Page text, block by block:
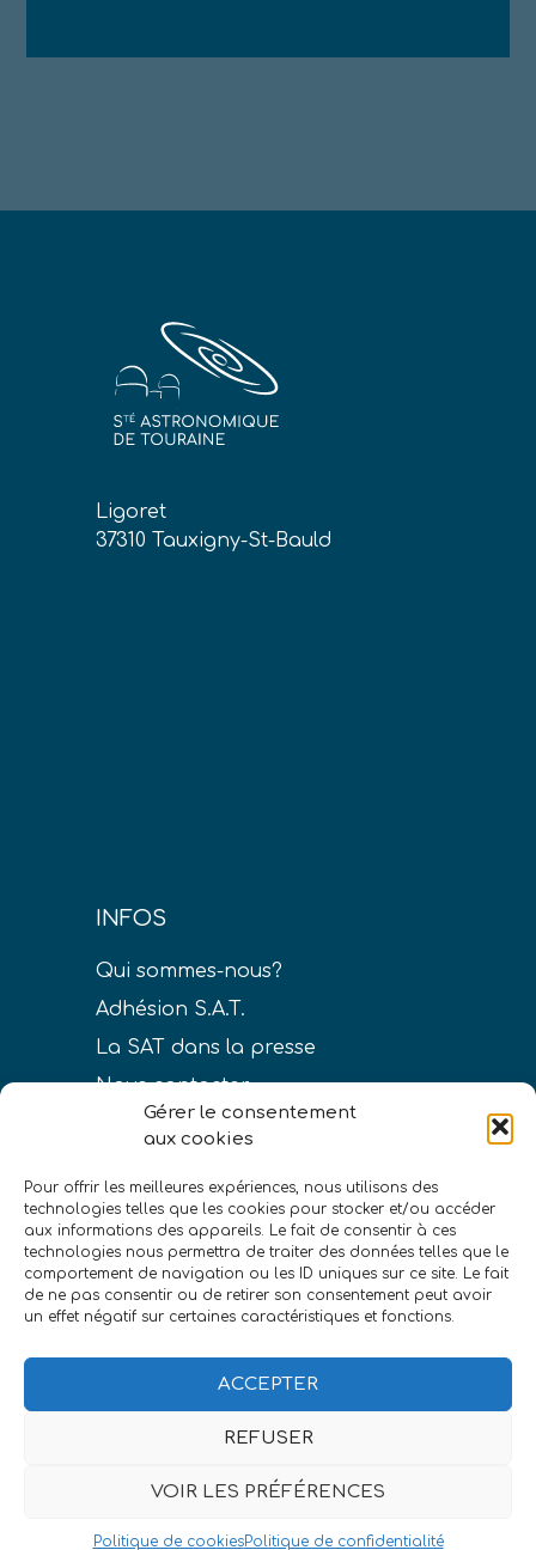
Gérer le consentement
aux cookies
Pour offrir les meilleures expériences, nous utilisons des
technologies telles que les cookies pour stocker et/ou accéder
aux informations des appareils. Le fait de consentir à ces
technologies nous permettra de traiter des données telles que le
comportement de navigation ou les ID uniques sur ce site. Le fait
de ne pas consentir ou de retirer son consentement peut avoir
un effet négatif sur certaines caractéristiques et fonctions.
ACCEPTER
REFUSER
VOIR LES PRÉFÉRENCES
Politique de cookiesPolitique de confidentialité
Ligoret
37310 Tauxigny-St-Bauld
INFOS
Qui sommes-nous?
Adhésion S.A.T.
La SAT dans la presse
Nous contacter
LIENS
Conditions générales de vente
Politique de confidentialité
©Société astronomique de Touraine|eszett